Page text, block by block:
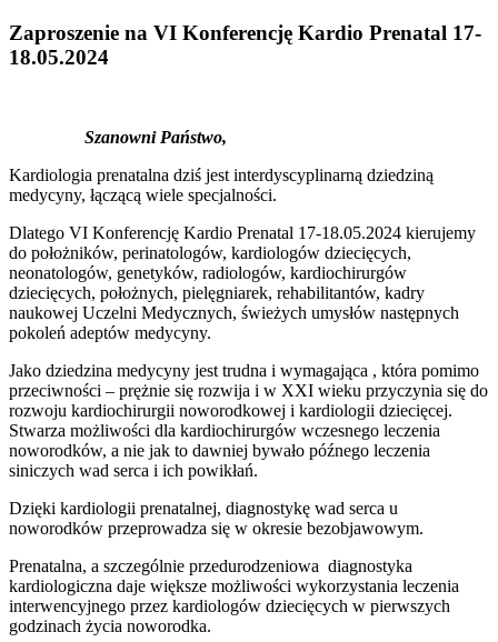
Zaproszenie na VI Konferencję Kardio Prenatal 17-
18.05.2024
Szanowni Państwo,
Kardiologia prenatalna dziś jest interdyscyplinarną dziedziną
medycyny, łączącą wiele specjalności.
Dlatego VI Konferencję Kardio Prenatal 17-18.05.2024 kierujemy
do położników, perinatologów, kardiologów dziecięcych,
neonatologów, genetyków, radiologów, kardiochirurgów
dziecięcych, położnych, pielęgniarek, rehabilitantów, kadry
naukowej Uczelni Medycznych, świeżych umysłów następnych
pokoleń adeptów medycyny.
Jako dziedzina medycyny jest trudna i wymagająca , która pomimo
przeciwności – prężnie się rozwija i w XXI wieku przyczynia się do
rozwoju kardiochirurgii noworodkowej i kardiologii dziecięcej.
Stwarza możliwości dla kardiochirurgów wczesnego leczenia
noworodków, a nie jak to dawniej bywało późnego leczenia
siniczych wad serca i ich powikłań.
Dzięki kardiologii prenatalnej, diagnostykę wad serca u
noworodków przeprowadza się w okresie bezobjawowym.
Prenatalna, a szczególnie przedurodzeniowa diagnostyka
kardiologiczna daje większe możliwości wykorzystania leczenia
interwencyjnego przez kardiologów dziecięcych w pierwszych
godzinach życia noworodka.